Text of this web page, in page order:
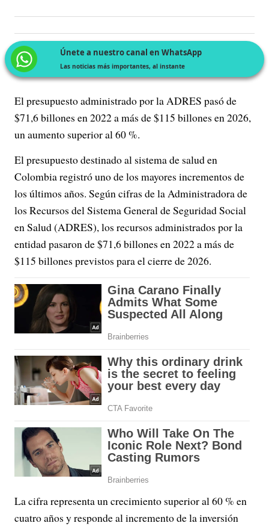
Únete a nuestro canal en WhatsApp
Las noticias más importantes, al instante
El presupuesto administrado por la ADRES pasó de
$71,6 billones en 2022 a más de $115 billones en 2026,
un aumento superior al 60 %.
El presupuesto destinado al sistema de salud en
Colombia registró uno de los mayores incrementos de
los últimos años. Según cifras de la Administradora de
los Recursos del Sistema General de Seguridad Social
en Salud (ADRES), los recursos administrados por la
entidad pasaron de $71,6 billones en 2022 a más de
$115 billones previstos para el cierre de 2026.
La cifra representa un crecimiento superior al 60 % en
cuatro años y responde al incremento de la inversión